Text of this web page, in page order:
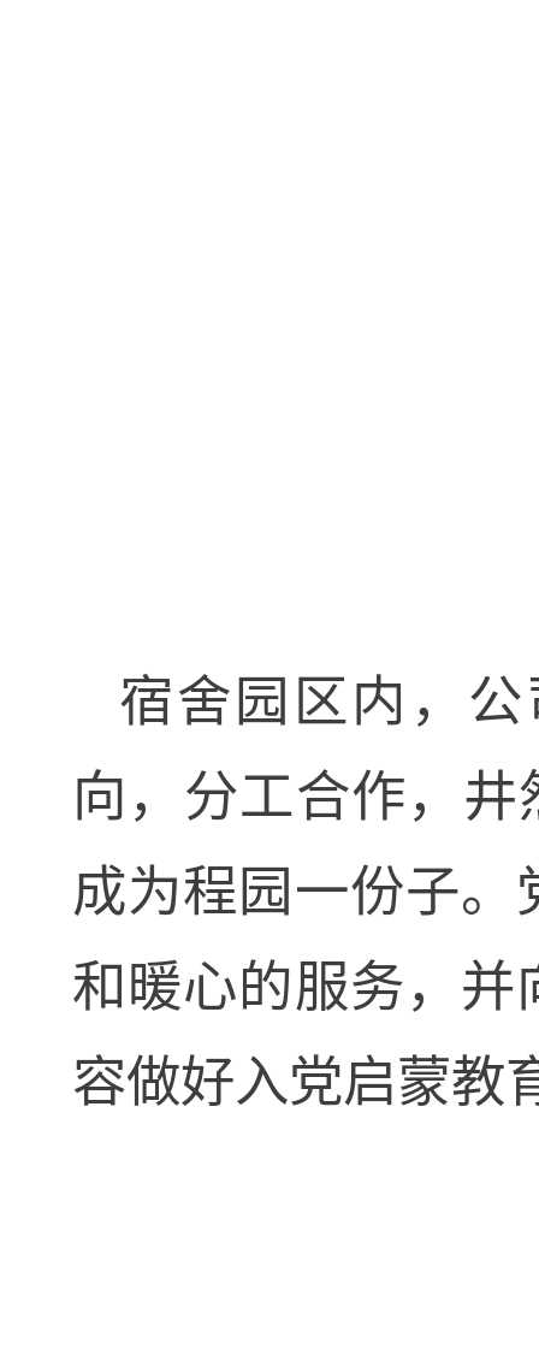
宿舍园区内，
向，分工合作，
成为程园一份子
和暖心的服务，
容做好入党启蒙教